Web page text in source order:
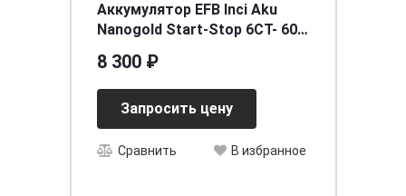
Аккумулятор EFB Inci Aku
Nanogold Start-Stop 6СТ- 60
[д242ш175в175/560EN] [LB2],
шт
8 300 ₽
Запросить цену
Сравнить В избранное